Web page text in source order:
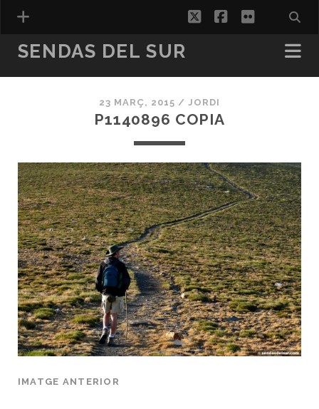
CATALÀ
twitterfacebook
flickr
SENDAS DEL SUR
23 MARÇ, 2015 /JORDI
P1140896 COPIA
IMATGE ANTERIOR